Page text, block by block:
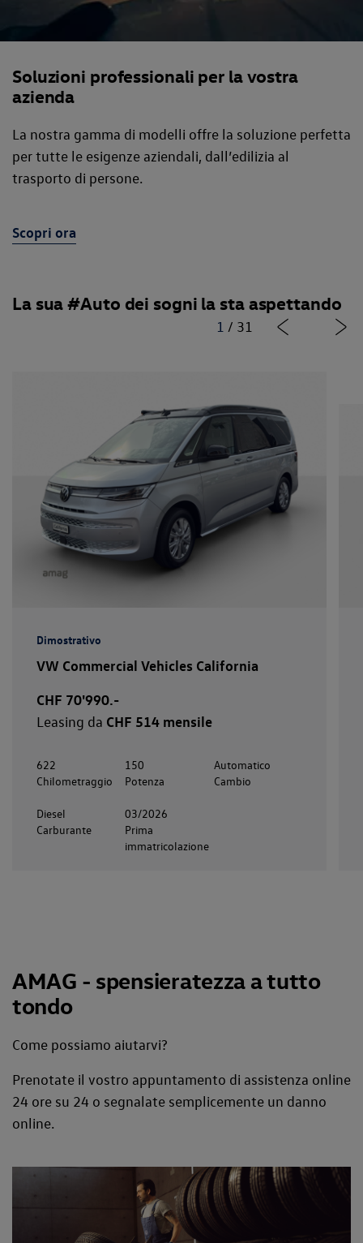
Soluzioni professionali per la vostra
azienda
La nostra gamma di modelli offre la soluzione perfetta
per tutte le esigenze aziendali, dall’edilizia al
trasporto di persone.
Scopri ora
La sua #Auto dei sogni la sta aspettando
1 / 31
Dimostrativo
VW Commercial Vehicles California
CHF 70'990.-
Leasing da CHF 514 mensile
622
Chilometraggio
150
Potenza
Automatico
Cambio
Diesel
Carburante
03/2026
Prima
immatricolazione
AMAG - spensieratezza a tutto
tondo
Come possiamo aiutarvi?
Prenotate il vostro appuntamento di assistenza online
24 ore su 24 o segnalate semplicemente un danno
online.